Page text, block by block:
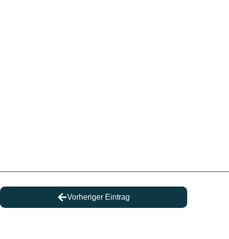
Vorheriger Eintrag